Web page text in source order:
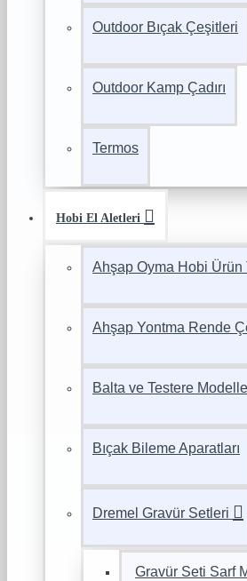
Outdoor Bıçak Çeşitleri
Outdoor Kamp Çadırı
Termos
Hobi El Aletleri
Ahşap Oyma Hobi Ürün
Ahşap Yontma Rende
Balta ve Testere
Bıçak Bileme Aparatları
Dremel Gravür Setleri
Gravür Seti Sarf